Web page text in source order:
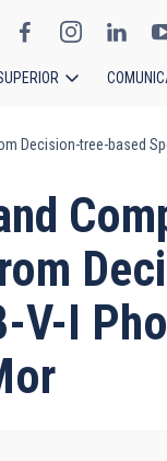
Decision-tree-based
V-I